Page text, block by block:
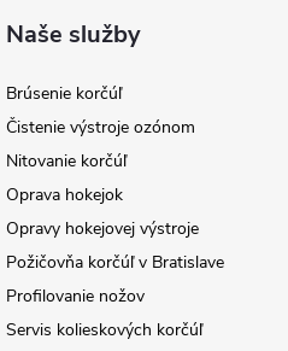
Naše služby
Brúsenie korčúľ
Čistenie výstroje ozónom
Nitovanie korčúľ
Oprava hokejok
Opravy hokejovej výstroje
Požičovňa korčúľ v Bratislave
Profilovanie nožov
Servis kolieskových korčúľ